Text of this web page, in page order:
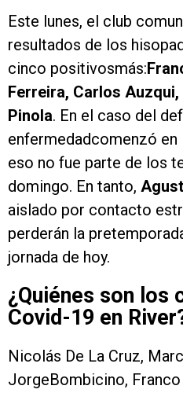
Este lunes, el club
resultados de los
cinco positivosmás:
Ferreira, Carlos Auzqui,
Pinola. En el caso del
enfermedadcomenzó en
eso no fue parte de los
domingo. En tanto,
aislado por contacto
perderán la
jornada de hoy.
¿Quiénes son los
Covid-19 en
Nicolás De La Cruz,
JorgeBombicino,